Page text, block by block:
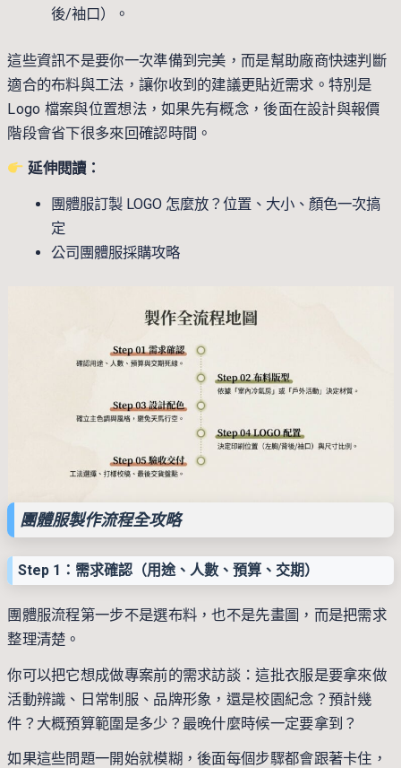
後/袖口）。
這些資訊不是要你一次準備到完美，而是幫助廠商快速判斷
適合的布料與工法，讓你收到的建議更貼近需求。特別是
Logo 檔案與位置想法，如果先有概念，後面在設計與報價
階段會省下很多來回確認時間。
延伸閱讀：
團體服訂製 LOGO 怎麼放？位置、大小、顏色一次搞
定
公司團體服採購攻略
團體服製作流程全攻略
Step 1：需求確認（用途、人數、預算、交期）
團體服流程第一步不是選布料，也不是先畫圖，而是把需求
整理清楚。
你可以把它想成做專案前的需求訪談：這批衣服是要拿來做
活動辨識、日常制服、品牌形象，還是校園紀念？預計幾
件？大概預算範圍是多少？最晚什麼時候一定要拿到？
如果這些問題一開始就模糊，後面每個步驟都會跟著卡住，